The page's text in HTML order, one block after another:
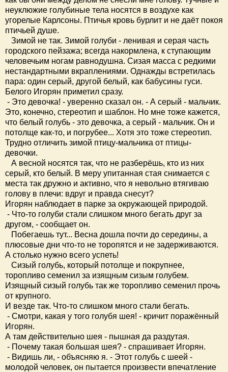
неуклюжие голубиные тела носятся в воздухе как
угорелые Карлсоны. Птичья кровь бурлит и не даёт покоя
птичьей душе.
Зимой не так. Зимой голуби - ленивая и серая часть
городского пейзажа; всегда накормлена, к ступающим
человечьим ногам равнодушна. Сизая масса с редкими
нестандартными вкраплениями. Однажды встретилась
пара: один серый, другой белый, как бабусины гуси.
Белого Игорян приметил сразу.
- Это девочка! - уверенно сказал он. - А серый - мальчик.
Это, конечно, стереотип и шаблон. Но мне тоже кажется,
что белый голубь - это девочка, а серый - мальчик. Он и
потолще как-то, и погрубее... Хотя это тоже стереотип.
Трудно отличить зимой птицу-мальчика от птицы-
девочки.
А весной носятся так, что не разберёшь, кто из них
серый, кто белый. В меру упитанная стая снимается с
места так дружно и активно, что я невольно втягиваю
голову в плечи: вдруг и правда снесут?
Игорян наблюдает в парке за окружающей природой.
- Что-то голуби стали слишком много бегать друг за
другом, - сообщает он.
Побегаешь тут... Весна дошла почти до середины, а
плюсовые дни что-то не торопятся и не задерживаются.
А столько нужно всего успеть!
Сизый голубь, который потолще и покрупнее,
торопливо семенил за изящным сизым голубем.
Изящный сизый голубь так же торопливо семенил прочь
от крупного.
И везде так. Что-то слишком много стали бегать.
- Смотри, какая у того голубя шея! - кричит поражённый
Игорян.
А там действительно шея - пышная да раздутая.
- Почему такая большая шея? - спрашивает Игорян.
- Видишь ли, - объясняю я. - Этот голубь с шеей -
молодой человек, он пытается произвести впечатление